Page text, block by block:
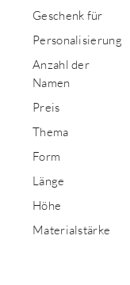
Geschenk für
Personalisierung
Anzahl der
Namen
Preis
Thema
Form
Länge
Höhe
Materialstärke